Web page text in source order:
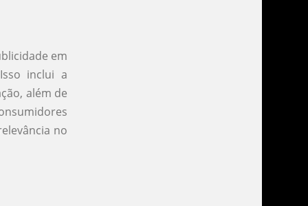
em
inclui a
além de
no